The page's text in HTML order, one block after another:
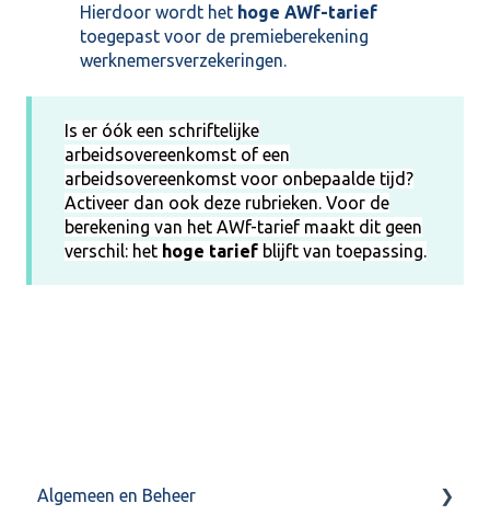
Hierdoor wordt het hoge AWf-tarief
toegepast voor de premieberekening
werknemersverzekeringen.
Is er óók een schriftelijke
arbeidsovereenkomst of een
arbeidsovereenkomst voor onbepaalde tijd?
Activeer dan ook deze rubrieken. Voor de
berekening van het AWf-tarief maakt dit geen
verschil: het hoge tarief blijft van toepassing.
Algemeen en Beheer